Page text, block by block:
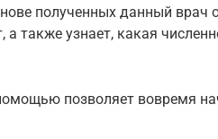
полученных данный врач
а также узнает, какая
позволяет вовремя